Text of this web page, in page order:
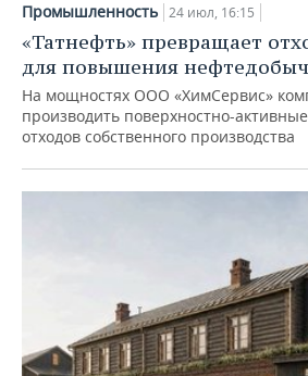
Промышленность 24 июл, 16:15
«Татнефть» превращает
для повышения
На мощностях ООО «ХимСервис»
производить поверхностно-
отходов собственного производства